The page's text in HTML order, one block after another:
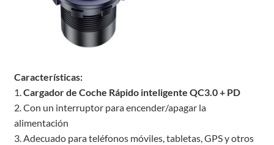
Características:
1.Cargador de Coche Rápido inteligente QC3.0 + PD
2. Con un interruptor para encender/apagar la
alimentación
3. Adecuado para teléfonos móviles, tabletas, GPS y otros